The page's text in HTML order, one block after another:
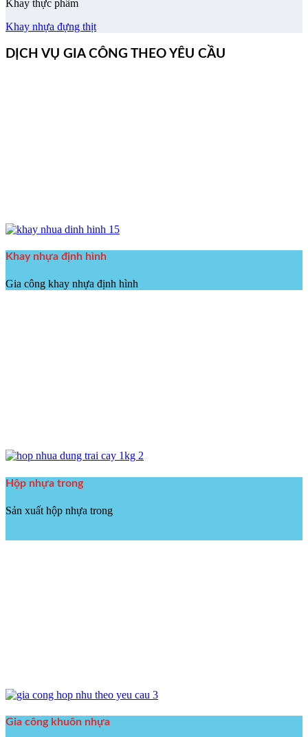
Khay thực phẩm
Khay nhựa đựng thịt
DỊCH VỤ GIA CÔNG THEO YÊU CẦU
Khay nhựa định hình
Gia công khay nhựa định hình
Hộp nhựa trong
Sản xuất hộp nhựa trong
Gia công khuôn nhựa